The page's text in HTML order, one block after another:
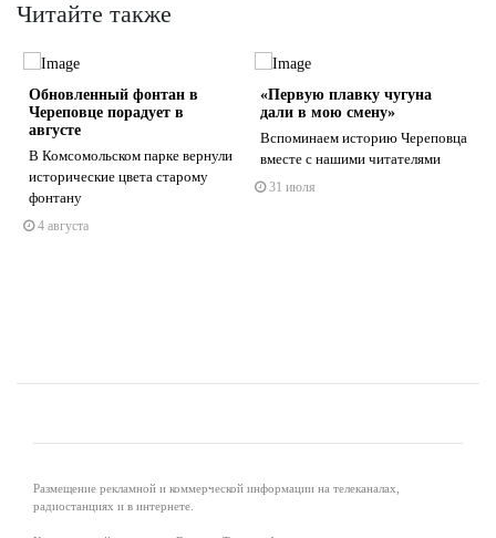
Читайте также
Обновленный фонтан в
Череповце порадует в
августе
В Комсомольском парке вернули
исторические цвета старому
фонтану
4 августа
«Первую плавку чугуна
дали в мою смену»
Вспоминаем историю Череповца
вместе с нашими читателями
31 июля
Размещение рекламной и коммерческой информации на телеканалах,
радиостанциях и в интернете.